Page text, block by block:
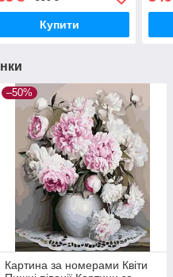
фарбою GS1426
Купити
–50%
Картина за номерами Квіти